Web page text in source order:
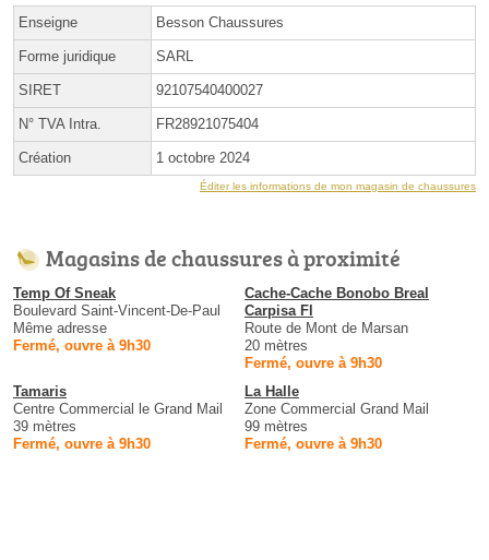
Enseigne Besson Chaussures
Forme juridique SARL
SIRET 92107540400027
N° TVA Intra. FR28921075404
Création 1 octobre 2024
Éditer les informations de mon magasin de chaussures
Magasins de chaussures à proximité
Temp Of Sneak
Boulevard Saint-Vincent-De-Paul
Même adresse
Fermé, ouvre à 9h30
Cache-Cache Bonobo Breal
Carpisa Fl
Route de Mont de Marsan
20 mètres
Fermé, ouvre à 9h30
Tamaris
Centre Commercial le Grand Mail
39 mètres
Fermé, ouvre à 9h30
La Halle
Zone Commercial Grand Mail
99 mètres
Fermé, ouvre à 9h30